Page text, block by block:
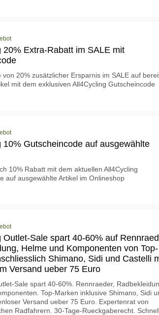
20% Extra-Rabatt im SALE mit
von 20% zusätzlicher Ersparnis im SALE auf
mit dem exklusiven All4Cycling Gutscheincode
10% Gutscheincode auf ausgewählte
10% Rabatt mit dem aktuellen All4Cycling
auf ausgewählte Artikel im Onlineshop
Outlet-Sale spart 40-60% auf
Helme und Komponenten von Top-
Shimano, Sidi und Castelli
Versand ueber 75 Euro
Sale spart 40-60%. Rennraeder,
Top-Marken inklusive Shimano, Sidi
Versand ueber 75 Euro. Expertenrat von
Radfahrern. 30-Tage-Rueckgaberecht.